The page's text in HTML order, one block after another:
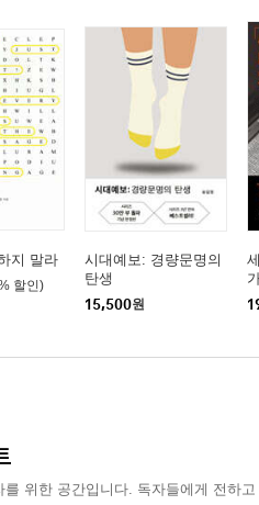
지 말라
할인)
시대예보: 경량문명의
탄생
15,500원
를 위한 공간입니다. 독자들에게 전하